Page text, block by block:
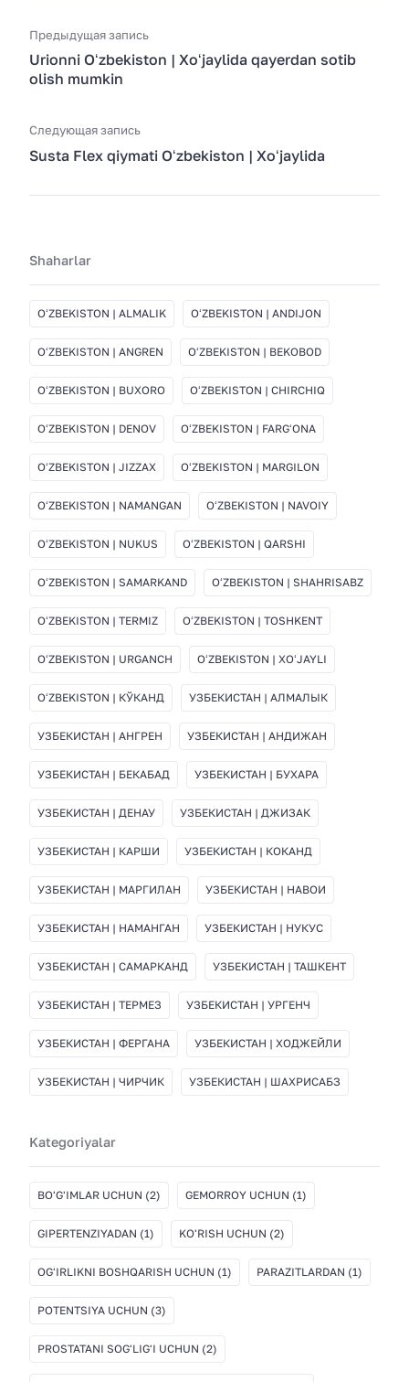
Предыдущая запись
Urionni Oʻzbekiston | Xoʻjaylida qayerdan sotib
olish mumkin
Следующая запись
Susta Flex qiymati Oʻzbekiston | Xoʻjaylida
Shaharlar
OʻZBEKISTON | ALMALIK OʻZBEKISTON | ANDIJON
OʻZBEKISTON | ANGREN OʻZBEKISTON | BEKOBOD
OʻZBEKISTON | BUXORO OʻZBEKISTON | CHIRCHIQ
OʻZBEKISTON | DENOV OʻZBEKISTON | FARGʻONA
OʻZBEKISTON | JIZZAX OʻZBEKISTON | MARGILON
OʻZBEKISTON | NAMANGAN OʻZBEKISTON | NAVOIY
OʻZBEKISTON | NUKUS OʻZBEKISTON | QARSHI
OʻZBEKISTON | SAMARKAND OʻZBEKISTON | SHAHRISABZ
OʻZBEKISTON | TERMIZ OʻZBEKISTON | TOSHKENT
OʻZBEKISTON | URGANCH OʻZBEKISTON | XOʻJAYLI
OʻZBEKISTON | КЎКАНД УЗБЕКИСТАН | АЛМАЛЫК
УЗБЕКИСТАН | АНГРЕН УЗБЕКИСТАН | АНДИЖАН
УЗБЕКИСТАН | БЕКАБАД УЗБЕКИСТАН | БУХАРА
УЗБЕКИСТАН | ДЕНАУ УЗБЕКИСТАН | ДЖИЗАК
УЗБЕКИСТАН | КАРШИ УЗБЕКИСТАН | КОКАНД
УЗБЕКИСТАН | МАРГИЛАН УЗБЕКИСТАН | НАВОИ
УЗБЕКИСТАН | НАМАНГАН УЗБЕКИСТАН | НУКУС
УЗБЕКИСТАН | САМАРКАНД УЗБЕКИСТАН | ТАШКЕНТ
УЗБЕКИСТАН | ТЕРМЕЗ УЗБЕКИСТАН | УРГЕНЧ
УЗБЕКИСТАН | ФЕРГАНА УЗБЕКИСТАН | ХОДЖЕЙЛИ
УЗБЕКИСТАН | ЧИРЧИК УЗБЕКИСТАН | ШАХРИСАБЗ
Kategoriyalar
BO'G'IMLAR UCHUN (2) GEMORROY UCHUN (1)
GIPERTENZIYADAN (1) KO'RISH UCHUN (2)
OG'IRLIKNI BOSHQARISH UCHUN (1) PARAZITLARDAN (1)
POTENTSIYA UCHUN (3)
PROSTATANI SOG'LIG'I UCHUN (2)